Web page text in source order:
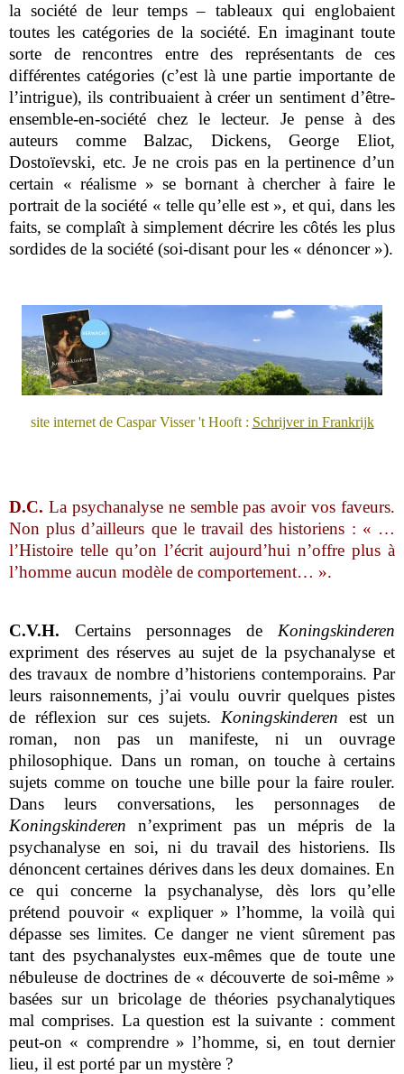
la société de leur temps – tableaux qui englobaient
toutes les catégories de la société. En imaginant toute
sorte de rencontres entre des représentants de ces
différentes catégories (c’est là une partie importante de
l’intrigue), ils contribuaient à créer un sentiment d’être-
ensemble-en-société chez le lecteur. Je pense à des
auteurs comme Balzac, Dickens, George Eliot,
Dostoïevski, etc. Je ne crois pas en la pertinence d’un
certain « réalisme » se bornant à chercher à faire le
portrait de la société « telle qu’elle est », et qui, dans les
faits, se complaît à simplement décrire les côtés les plus
sordides de la société (soi-disant pour les « dénoncer »).
site internet de Caspar Visser 't Hooft : Schrijver in Frankrijk
D.C. La psychanalyse ne semble pas avoir vos faveurs.
Non plus d’ailleurs que le travail des historiens : « …
l’Histoire telle qu’on l’écrit aujourd’hui n’offre plus à
l’homme aucun modèle de comportement… ».
C.V.H. Certains personnages de Koningskinderen
expriment des réserves au sujet de la psychanalyse et
des travaux de nombre d’historiens contemporains. Par
leurs raisonnements, j’ai voulu ouvrir quelques pistes
de réflexion sur ces sujets. Koningskinderen est un
roman, non pas un manifeste, ni un ouvrage
philosophique. Dans un roman, on touche à certains
sujets comme on touche une bille pour la faire rouler.
Dans leurs conversations, les personnages de
Koningskinderenn’expriment pas un mépris de la
psychanalyse en soi, ni du travail des historiens. Ils
dénoncent certaines dérives dans les deux domaines. En
ce qui concerne la psychanalyse, dès lors qu’elle
prétend pouvoir « expliquer » l’homme, la voilà qui
dépasse ses limites. Ce danger ne vient sûrement pas
tant des psychanalystes eux-mêmes que de toute une
nébuleuse de doctrines de « découverte de soi-même »
basées sur un bricolage de théories psychanalytiques
mal comprises. La question est la suivante : comment
peut-on « comprendre » l’homme, si, en tout dernier
lieu, il est porté par un mystère ?